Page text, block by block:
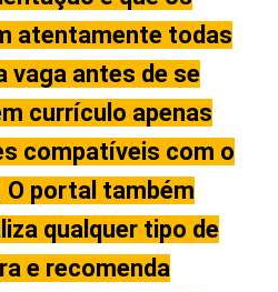
atentamente todas
vaga antes de se
currículo apenas
compatíveis com o
portal também
qualquer tipo de
e recomenda